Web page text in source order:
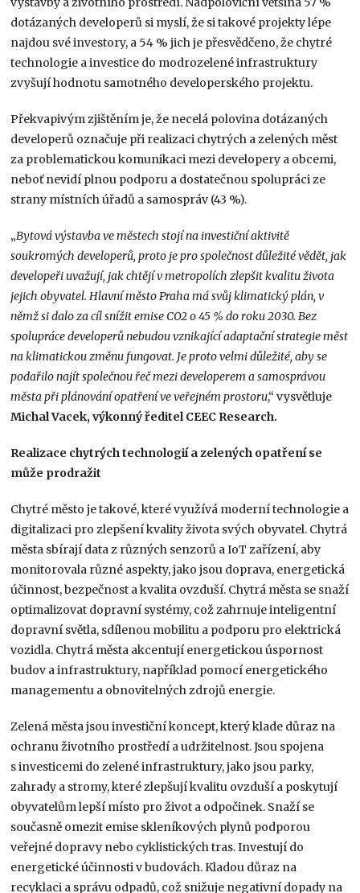
dotázaných developerů si myslí, že si takové projekty lépe
najdou své investory, a 54 % jich je přesvědčeno, že chytré
technologie a investice do modrozelené infrastruktury
zvyšují hodnotu samotného developerského projektu.
Překvapivým zjištěním je, že necelá polovina dotázaných
developerů označuje při realizaci chytrých a zelených měst
za problematickou komunikaci mezi developery a obcemi,
neboť nevidí plnou podporu a dostatečnou spolupráci ze
strany místních úřadů a samospráv (43 %).
„Bytová výstavba ve městech stojí na investiční aktivitě
soukromých developerů, proto je pro společnost důležité vědět, jak
developeři uvažují, jak chtějí v metropolích zlepšit kvalitu života
jejich obyvatel. Hlavní město Praha má svůj klimatický plán, v
němž si dalo za cíl snížit emise CO2 o 45 % do roku 2030. Bez
spolupráce developerů nebudou vznikající adaptační strategie měst
na klimatickou změnu fungovat. Je proto velmi důležité, aby se
podařilo najít společnou řeč mezi developerem a samosprávou
města při plánování opatření ve veřejném prostoru,“ vysvětluje
Michal Vacek, výkonný ředitel CEEC Research.
Realizace chytrých technologií a zelených opatření se
může prodražit
Chytré město je takové, které využívá moderní technologie a
digitalizaci pro zlepšení kvality života svých obyvatel. Chytrá
města sbírají data z různých senzorů a IoT zařízení, aby
monitorovala různé aspekty, jako jsou doprava, energetická
účinnost, bezpečnost a kvalita ovzduší. Chytrá města se snaží
optimalizovat dopravní systémy, což zahrnuje inteligentní
dopravní světla, sdílenou mobilitu a podporu pro elektrická
vozidla. Chytrá města akcentují energetickou úspornost
budov a infrastruktury, například pomocí energetického
managementu a obnovitelných zdrojů energie.
Zelená města jsou investiční koncept, který klade důraz na
ochranu životního prostředí a udržitelnost. Jsou spojena
s investicemi do zelené infrastruktury, jako jsou parky,
zahrady a stromy, které zlepšují kvalitu ovzduší a poskytují
obyvatelům lepší místo pro život a odpočinek. Snaží se
současně omezit emise skleníkových plynů podporou
veřejné dopravy nebo cyklistických tras. Investují do
energetické účinnosti v budovách. Kladou důraz na
recyklaci a správu odpadů, což snižuje negativní dopady na